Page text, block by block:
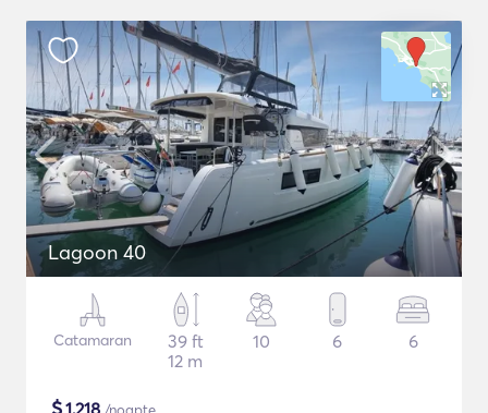
Lagoon 40
Catamaran
39 ft
12 m
10 6 6
1,218